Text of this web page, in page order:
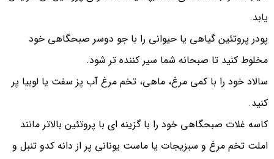
یابد.
پودر پروتئین گیاهی یا حیوانی را با جو دوسر صبحگاهی خود
مخلوط کنید تا صبحانه شما سیر کننده تر شود.
سالاد خود را با کمی مرغ، ماهی، تخم مرغ آب پز سفت یا لوبیا پر
کنید.
کاسه غلات صبحگاهی خود را با گزینه ای با پروتئین بالاتر مانند
املت تخم مرغ و سبزیجات یا ماست یونانی پر از دانه کدو تنبل و